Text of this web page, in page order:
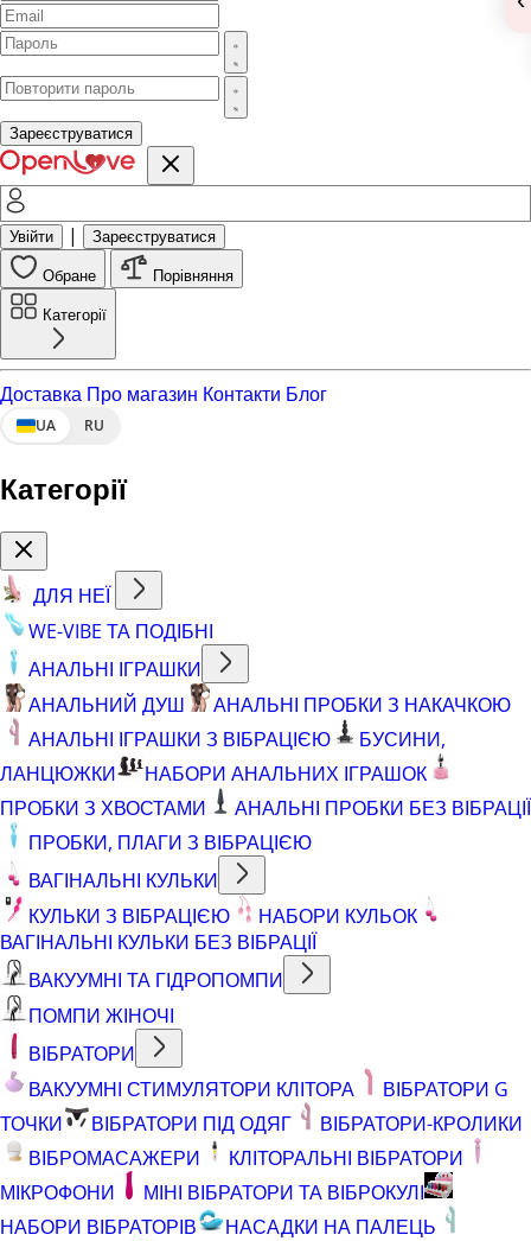
Зареєструватися
Увійти | Зареєструватися
Обране Порівняння
Категорії
Доставка Про магазин Контакти Блог
UA RU
Категорії
ДЛЯ НЕЇ
WE-VIBE ТА ПОДІБНІ
АНАЛЬНІ ІГРАШКИ
АНАЛЬНИЙ ДУШ
АНАЛЬНІ ПРОБКИ З НАКАЧКОЮ
АНАЛЬНІ ІГРАШКИ З ВІБРАЦІЄЮ
БУСИНИ,
ЛАНЦЮЖКИ
НАБОРИ АНАЛЬНИХ ІГРАШОК
ПРОБКИ З ХВОСТАМИ
АНАЛЬНІ ПРОБКИ БЕЗ ВІБРАЦІЇ
ПРОБКИ, ПЛАГИ З ВІБРАЦІЄЮ
ВАГІНАЛЬНІ КУЛЬКИ
КУЛЬКИ З ВІБРАЦІЄЮ
НАБОРИ КУЛЬОК
ВАГІНАЛЬНІ КУЛЬКИ БЕЗ ВІБРАЦІЇ
ВАКУУМНІ ТА ГІДРОПОМПИ
ПОМПИ ЖІНОЧІ
ВІБРАТОРИ
ВАКУУМНІ СТИМУЛЯТОРИ КЛІТОРА
ВІБРАТОРИ G
ТОЧКИ
ВІБРАТОРИ ПІД ОДЯГ
ВІБРАТОРИ-КРОЛИКИ
ВІБРОМАСАЖЕРИ
КЛІТОРАЛЬНІ ВІБРАТОРИ
МІКРОФОНИ
МІНІ ВІБРАТОРИ ТА ВІБРОКУЛІ
НАБОРИ ВІБРАТОРІВ
НАСАДКИ НА ПАЛЕЦЬ